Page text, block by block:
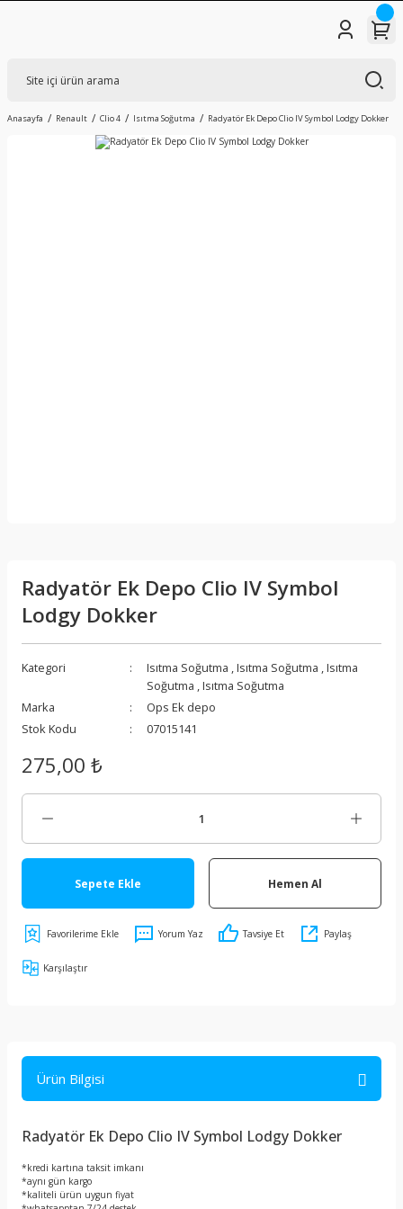
Anasayfa Renault Clio 4 Isıtma Soğutma Radyatör Ek Depo Clio IV Symbol Lodgy Dokker
Radyatör Ek Depo Clio IV Symbol
Lodgy Dokker
Kategori Isıtma Soğutma ,Isıtma Soğutma ,Isıtma
Soğutma ,Isıtma Soğutma
Marka
Ops Ek depo
Stok Kodu
07015141
275,00 ₺
Sepete Ekle Hemen Al
Yorum Yaz Tavsiye Et Paylaş
Karşılaştır
Ürün Bilgisi
Radyatör Ek Depo Clio IV Symbol Lodgy Dokker
*kredi kartına taksit imkanı
*aynı gün kargo
*kaliteli ürün uygun fiyat